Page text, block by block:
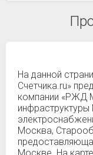
На данной
Счетчика.ru»
компании «РЖД
Москва,